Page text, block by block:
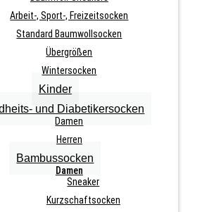
Arbeit-, Sport-, Freizeitsocken
Standard Baumwollsocken
Übergrößen
Wintersocken
Kinder
und Diabetikersocken
Damen
Herren
Bambussocken
Damen
Sneaker
Kurzschaftsocken
Zurücksetzen